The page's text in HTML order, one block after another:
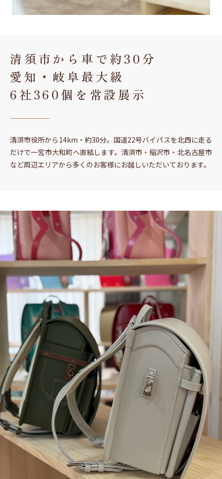
清須市から車で約30分
愛知・岐阜最大級
6社360個を常設展示
清須市役所から14km・約30分。国道22号バイパスを北西に走る
だけで一宮市大和町へ直結します。清須市・稲沢市・北名古屋市
など周辺エリアから多くのお客様にお越しいただいております。